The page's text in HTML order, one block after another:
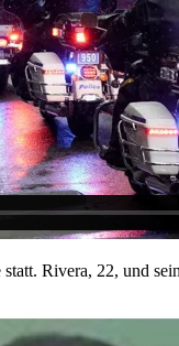
Rivera, 22, und